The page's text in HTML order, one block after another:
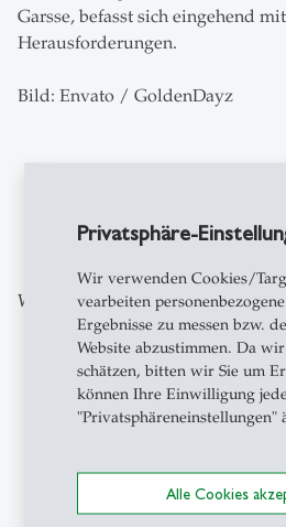
Privatsphäre-
Wir verwenden Cookies/
vearbeiten
Ergebnisse zu messen bzw.
Website abzustimmen. Da
schätzen, bitten wir Sie um
können Ihre Einwilligung
"Privatsphäreneinstellungen"
Alle Cookies
Garsse, befasst sich eingehend
Herausforderungen.
Bild: Envato / GoldenDayz
Weitere Beiträge aus der
description